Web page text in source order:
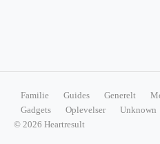
Familie Guides Generelt
Gadgets
Oplevelser
Unknown
© 2026 Heartresult